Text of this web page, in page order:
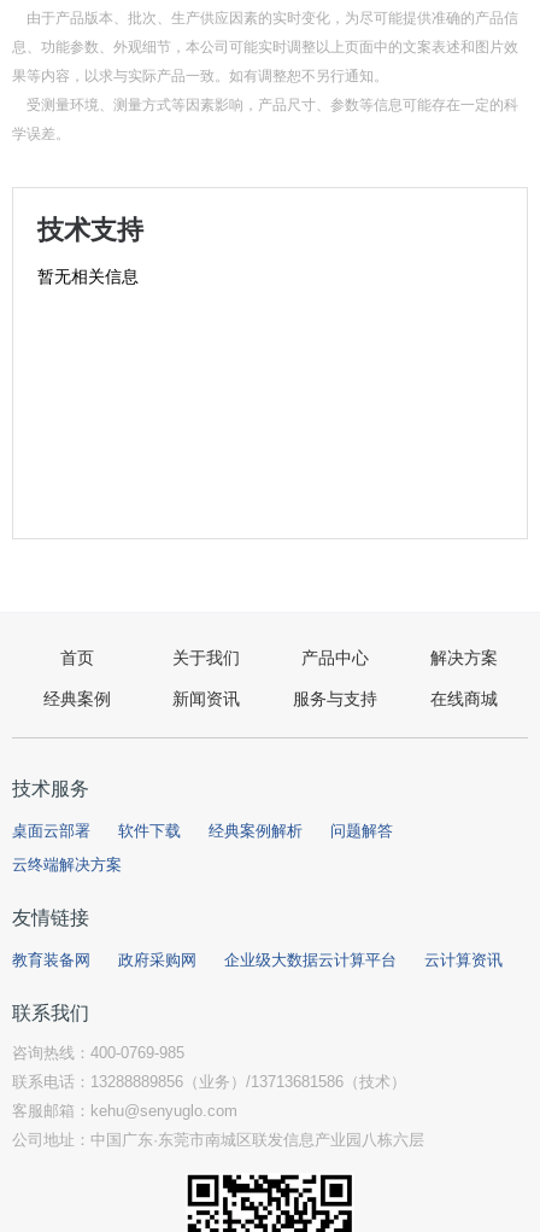
由于产品版本、批次、生产供应因素的实时变化，为尽可能提供准确的产品信
息、功能参数、外观细节，本公司可能实时调整以上页面中的文案表述和图片效
果等内容，以求与实际产品一致。如有调整恕不另行通知。
受测量环境、测量方式等因素影响，产品尺寸、参数等信息可能存在一定的科
学误差。
技术支持
暂无相关信息
首页 关于我们 产品中心 解决方案
经典案例 新闻资讯 服务与支持 在线商城
技术服务
桌面云部署 软件下载 经典案例解析
问题解答
云终端解决方案
友情链接
教育装备网 政府采购网 企业级大数据云计算平台 云计算资讯
联系我们
咨询热线：400-0769-985
联系电话：13288889856（业务）/13713681586（技术）
客服邮箱：kehu@senyuglo.com
公司地址：中国广东·东莞市南城区联发信息产业园八栋六层